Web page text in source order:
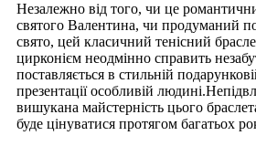
Незалежно від того, чи це
святого Валентина, чи продуманий
свято, цей класичний тенісний
цирконієм неодмінно справить
поставляється в стильній
презентації особливій
вишукана майстерність цього
буде цінуватися протягом багатьох